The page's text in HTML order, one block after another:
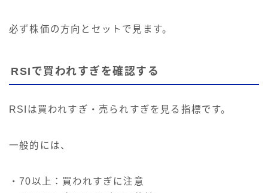
必ず株価の方向とセットで見ます。
RSIで買われすぎを確認する
RSIは買われすぎ・売られすぎを見る指標です。
一般的には、
・70以上：買われすぎに注意